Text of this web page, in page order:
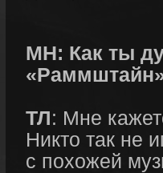
МН: Как ты
ТЛ: Мне
Никто так не
с похожей